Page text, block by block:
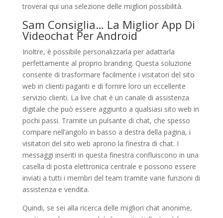
troverai qui una selezione delle migliori possibilità.
Sam Consiglia… La Miglior App Di
Videochat Per Android
Inoltre, è possibile personalizzarla per adattarla
perfettamente al proprio branding. Questa soluzione
consente di trasformare facilmente i visitatori del sito
web in clienti paganti e di fornire loro un eccellente
servizio clienti. La live chat è un canale di assistenza
digitale che può essere aggiunto a qualsiasi sito web in
pochi passi. Tramite un pulsante di chat, che spesso
compare nell’angolo in basso a destra della pagina, i
visitatori del sito web aprono la finestra di chat. I
messaggi inseriti in questa finestra confluiscono in una
casella di posta elettronica centrale e possono essere
inviati a tutti i membri del team tramite varie funzioni di
assistenza e vendita.
Quindi, se sei alla ricerca delle migliori chat anonime,